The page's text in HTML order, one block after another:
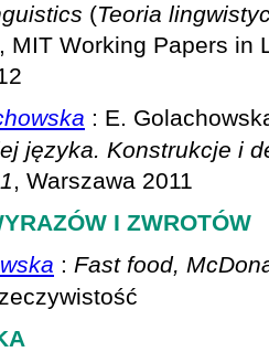
(Teoria
MIT Working Papers in
: E.
języka. Konstrukcje i
, Warszawa 2011
I ZWROTÓW
: Fast food,